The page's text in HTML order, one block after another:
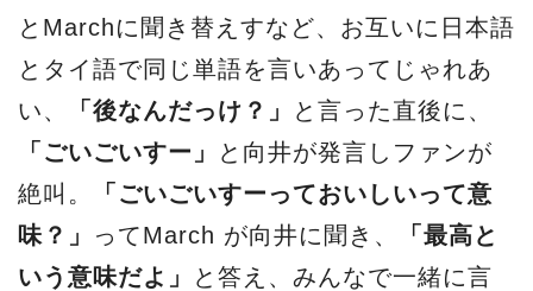
とMarchに聞き替えすなど、お互いに日本語
とタイ語で同じ単語を言いあってじゃれあ
い、
「後なんだっけ？」
と言った直後に、
「ごいごいすー」
と向井が発言しファンが
絶叫。
「ごいごいすーっておいしいって意
味？」
ってMarch が向井に聞き、
「最高と
いう意味だよ」
と答え、みんなで一緒に言